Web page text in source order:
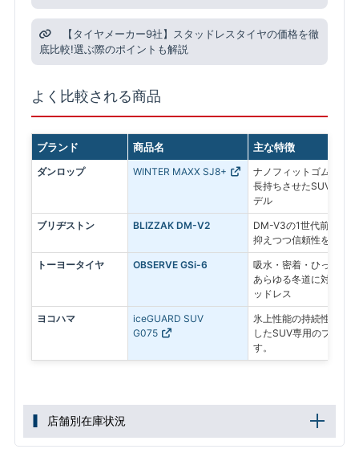
【タイヤメーカー9社】スタッドレスタイヤの価格を徹
底比較!選ぶ際のポイントも解説
よく比較される商品
ブランド 商品名 主な特徴
ダンロップ WINTER MAXX SJ8+
ナノフィットゴムを採
長持ちさせたSUV専用
デル
ブリヂストン BLIZZAK DM-V2
DM-V3の1世代前のモ
抑えつつ信頼性を求め
トーヨータイヤ OBSERVE GSi-6
吸水・密着・ひっかき
あらゆる冬道に対応す
ッドレス
ヨコハマ
iceGUARD SUV
G075
氷上性能の持続性と、
したSUV専用のプレミ
す。
店舗別在庫状況